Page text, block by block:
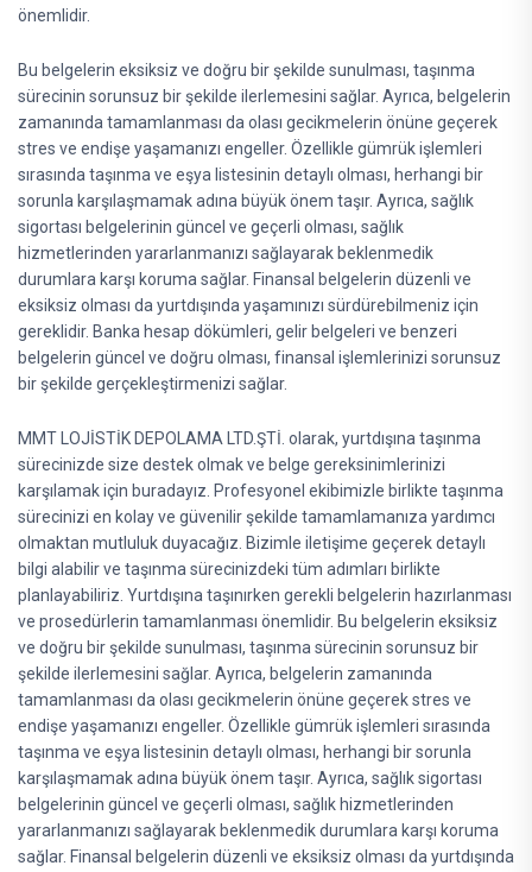
önemlidir.
Bu belgelerin eksiksiz ve doğru bir şekilde sunulması, taşınma
sürecinin sorunsuz bir şekilde ilerlemesini sağlar. Ayrıca, belgelerin
zamanında tamamlanması da olası gecikmelerin önüne geçerek
stres ve endişe yaşamanızı engeller. Özellikle gümrük işlemleri
sırasında taşınma ve eşya listesinin detaylı olması, herhangi bir
sorunla karşılaşmamak adına büyük önem taşır. Ayrıca, sağlık
sigortası belgelerinin güncel ve geçerli olması, sağlık
hizmetlerinden yararlanmanızı sağlayarak beklenmedik
durumlara karşı koruma sağlar. Finansal belgelerin düzenli ve
eksiksiz olması da yurtdışında yaşamınızı sürdürebilmeniz için
gereklidir. Banka hesap dökümleri, gelir belgeleri ve benzeri
belgelerin güncel ve doğru olması, finansal işlemlerinizi sorunsuz
bir şekilde gerçekleştirmenizi sağlar.
MMT LOJİSTİK DEPOLAMA LTD.ŞTİ. olarak, yurtdışına taşınma
sürecinizde size destek olmak ve belge gereksinimlerinizi
karşılamak için buradayız. Profesyonel ekibimizle birlikte taşınma
sürecinizi en kolay ve güvenilir şekilde tamamlamanıza yardımcı
olmaktan mutluluk duyacağız. Bizimle iletişime geçerek detaylı
bilgi alabilir ve taşınma sürecinizdeki tüm adımları birlikte
planlayabiliriz. Yurtdışına taşınırken gerekli belgelerin hazırlanması
ve prosedürlerin tamamlanması önemlidir. Bu belgelerin eksiksiz
ve doğru bir şekilde sunulması, taşınma sürecinin sorunsuz bir
şekilde ilerlemesini sağlar. Ayrıca, belgelerin zamanında
tamamlanması da olası gecikmelerin önüne geçerek stres ve
endişe yaşamanızı engeller. Özellikle gümrük işlemleri sırasında
taşınma ve eşya listesinin detaylı olması, herhangi bir sorunla
karşılaşmamak adına büyük önem taşır. Ayrıca, sağlık sigortası
belgelerinin güncel ve geçerli olması, sağlık hizmetlerinden
yararlanmanızı sağlayarak beklenmedik durumlara karşı koruma
sağlar. Finansal belgelerin düzenli ve eksiksiz olması da yurtdışında